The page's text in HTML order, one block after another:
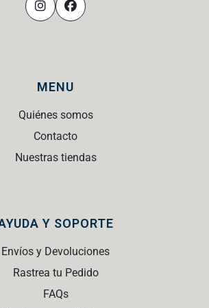
MENU
Quiénes somos
Contacto
Nuestras tiendas
Y SOPORTE
Envíos y Devoluciones
Rastrea tu Pedido
FAQs